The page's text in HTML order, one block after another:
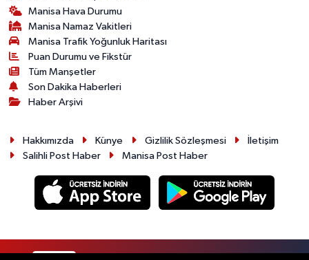
Manisa Hava Durumu
Manisa Namaz Vakitleri
Manisa Trafik Yoğunluk Haritası
Puan Durumu ve Fikstür
Tüm Manşetler
Son Dakika Haberleri
Haber Arşivi
Hakkımızda Künye Gizlilik Sözleşmesi
İletişim
Salihli Post Haber
Manisa Post Haber